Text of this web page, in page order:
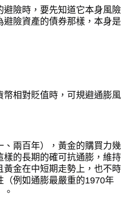
避險時，要先知道它本身風險
避險資產的債券那樣，本身是
幣相對貶值時，可規避通膨風
、兩百年），黃金的購買力幾
樣的長期的確可抗通膨，維持
黃金在中短期走勢上，也不時
（例如通膨最嚴重的1970年